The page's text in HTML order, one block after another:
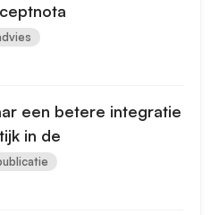
een betere integratie
in de